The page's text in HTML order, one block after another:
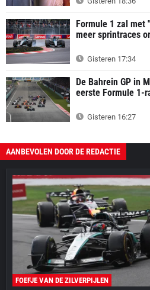
Formule 1 zal met
meer sprintraces
Gisteren 17:34
De Bahrein GP in
eerste Formule 1-
Gisteren 16:27
AANBEVOLEN DOOR DE REDACTIE
FOEFJE VAN DE ZILVERPIJLEN